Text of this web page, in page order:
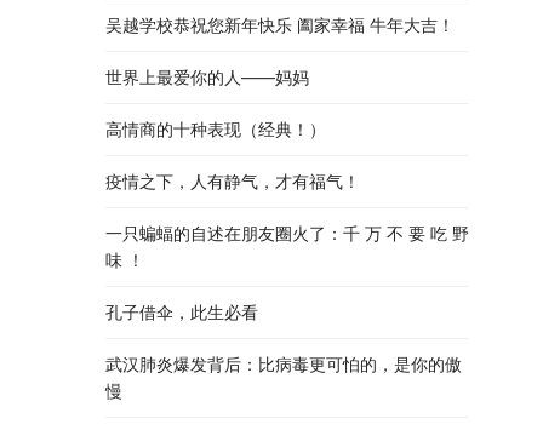
吴越学校恭祝您新年快乐 阖家幸福 牛年大吉！
世界上最爱你的人——妈妈
高情商的十种表现（经典！）
疫情之下，人有静气，才有福气！
一只蝙蝠的自述在朋友圈火了：千 万 不 要 吃 野
味 ！
孔子借伞，此生必看
武汉肺炎爆发背后：比病毒更可怕的，是你的傲
慢